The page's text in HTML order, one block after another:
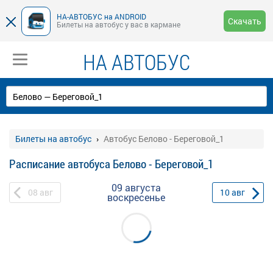
НА-АВТОБУС на ANDROID
Билеты на автобус у вас в кармане
Скачать
НА АВТОБУС
Билеты на автобус Автобус Белово - Береговой_1
Расписание автобуса Белово - Береговой_1
08 авг 09 августа
воскресенье 10авг